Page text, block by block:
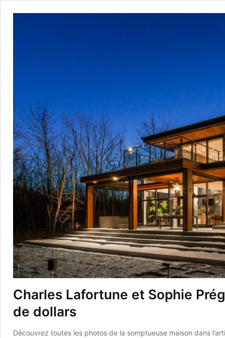
Charles Lafortune et Sophie
de dollars
Découvrez toutes les photos de la somptueuse maison dans